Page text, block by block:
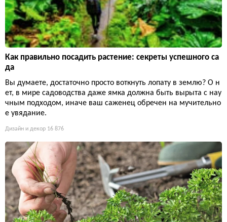
Как правильно посадить растение: секреты успешного са
да
Вы думаете, достаточно просто воткнуть лопату в землю? О н
ет, в мире садоводства даже ямка должна быть вырыта с нау
чным подходом, иначе ваш саженец обречен на мучительно
е увядание.
Дизайн и декор 16 876